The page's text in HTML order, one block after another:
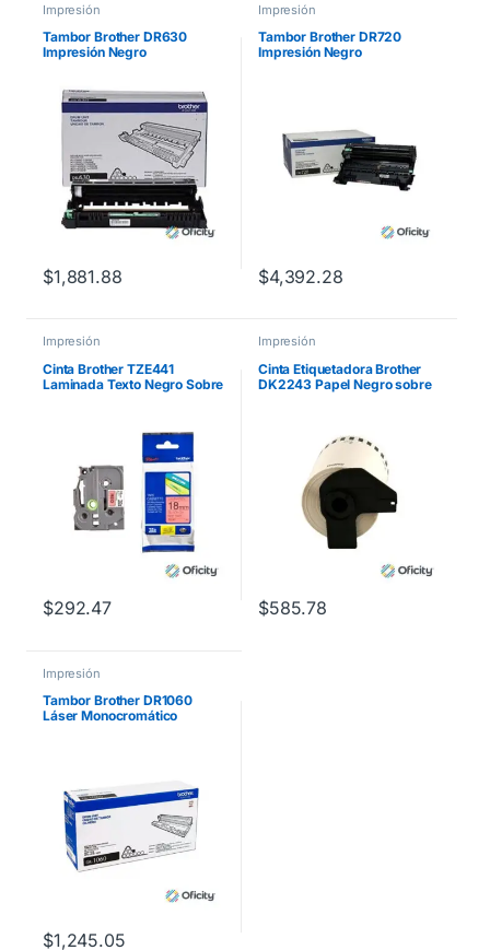
Impresión
Tambor Brother DR630
Impresión Negro
40DW/MFCL2700D/MFCL2
72 Negro
$1,881.88
Impresión
Tambor Brother DR720
Impresión Negro
$4,392.28
Impresión
Cinta Brother TZE441
Laminada Texto Negro Sobre
$292.47
Impresión
Cinta Etiquetadora Brother
DK2243 Papel Negro sobre
$585.78
Impresión
Tambor Brother DR1060
Láser Monocromático
$1,245.05